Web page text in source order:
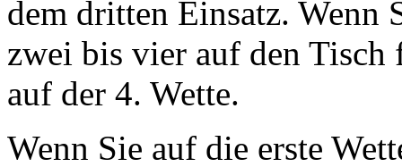
dem dritten Einsatz. Wenn
zwei bis vier auf den Tisch
auf der 4. Wette.
Wenn Sie auf die erste